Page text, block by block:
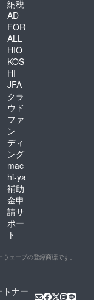
納税
AD
FOR
ALL
HIO
KOS
HI
JFA
クラ
ウド
ファ
ン
ディ
ング
mac
hi-ya
補助
金申
請サ
ポー
ト
ェーブの登録商標です。
トナー